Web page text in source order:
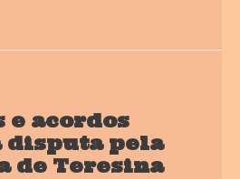
e acordos
disputa pela
de Teresina